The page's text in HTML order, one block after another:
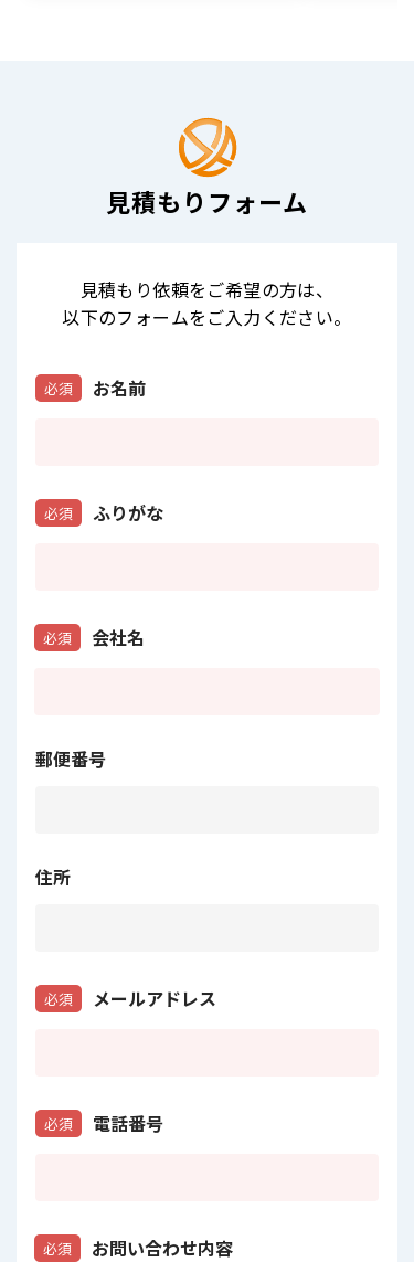
見積もりフォーム
見積もり依頼をご希望の方は、
以下のフォームをご入力ください。
お名前
必須
ふりがな
必須
会社名
必須
郵便番号
住所
メールアドレス
必須
電話番号
必須
お問い合わせ内容
必須